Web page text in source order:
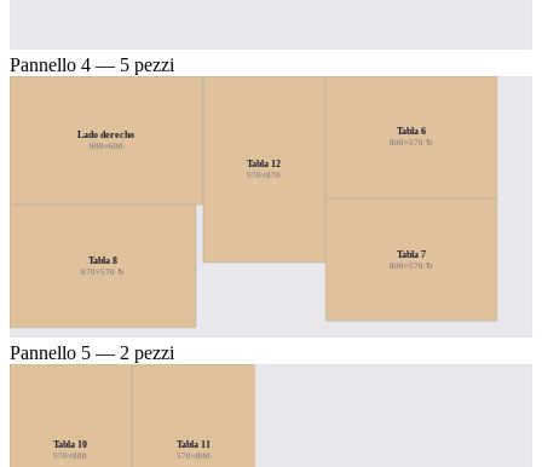
Pannello 4 — 5 pezzi
Lado derecho
900×600
Tabla 8
870×570 ↻
Tabla 12
570×870
Tabla 6
800×570 ↻
Tabla 7
800×570 ↻
Pannello 5 — 2 pezzi
Tabla 10
570×800
Tabla 11
570×800